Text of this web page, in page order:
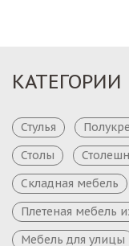
КАТЕГОРИИ
Стулья
Столы
Складная мебель
Плетеная мебель
Мебель для улицы